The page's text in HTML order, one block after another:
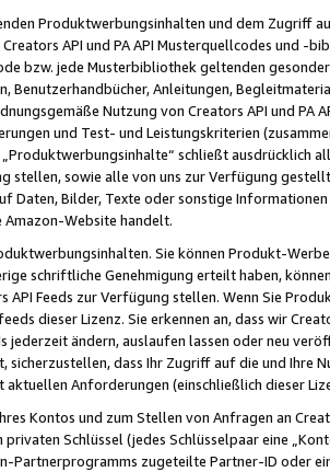
Produktwerbungsinhalten und dem Zugriff
Creators API und PA API Musterquellcodes und
bzw. jede Musterbibliothek geltenden
Benutzerhandbücher, Anleitungen,
Nutzung von Creators API und PA
und Test- und Leistungskriterien
schließt ausdrücklich
stellen, sowie alle von uns zur Verfügung
Daten, Bilder, Texte oder sonstige
Amazon-Website handelt.
Sie können Produkt-
schriftliche Genehmigung erteilt haben,
API Feeds zur Verfügung stellen. Wenn Sie
dieser Lizenz. Sie erkennen an, dass wir
jederzeit ändern, auslaufen lassen oder neu
dass Ihr Zugriff auf die und Ihre
aktuellen Anforderungen (einschließlich dieser
Kontos und zum Stellen von Anfragen an
privaten Schlüssel (jedes Schlüsselpaar eine
Partnerprogramms zugeteilte Partner-ID oder